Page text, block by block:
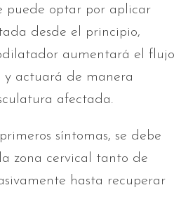
puede optar por aplicar
desde el principio,
aumentará el flujo
y actuará de manera
afectada.
síntomas, se debe
zona cervical tanto de
hasta recuperar